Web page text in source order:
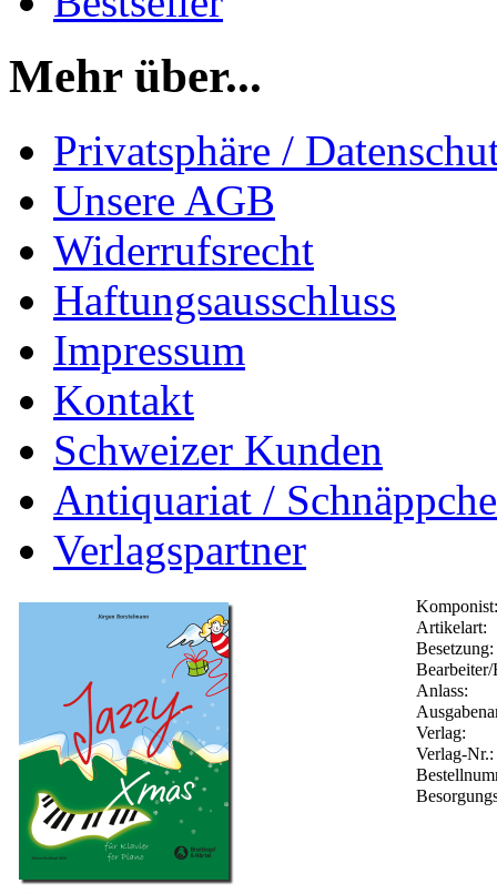
Mehr über...
Privatsphäre /
Unsere AGB
Widerrufsrecht
Haftungsausschluss
Impressum
Kontakt
Schweizer Kunden
Antiquariat /
Verlagspartner
Komponist:
Artikelart:
Besetzung:
Anlass:
Verlag:
Verlag-Nr.: